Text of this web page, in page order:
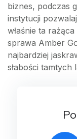
biznes, podczas
instytucji
właśnie ta
sprawa Amber
najbardziej
słabości tamtych